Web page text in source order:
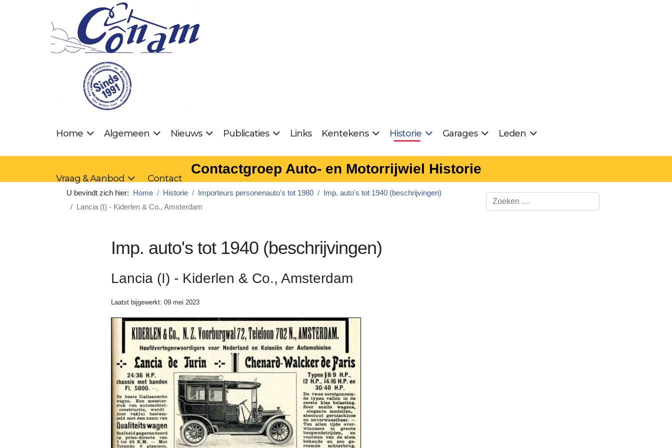
Home Algemeen Nieuws Publicaties Links Kentekens Historie Garages Leden
Vraag & Aanbod Contact
Contactgroep Auto- en Motorrijwiel Historie
U bevindt zich hier: Home Historie Importeurs personenauto's tot 1980
Imp. auto's tot 1940 (beschrijvingen)
Lancia (I) - Kiderlen & Co., Amsterdam
Imp. auto's tot 1940 (beschrijvingen)
Lancia (I) - Kiderlen & Co., Amsterdam
Laatst bijgewerkt: 09 mei 2023